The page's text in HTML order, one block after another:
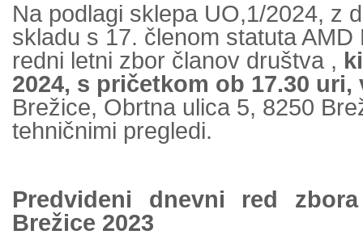
Na podlagi sklepa UO,1/2024, z
skladu s 17. členom statuta
redni letni zbor članov društva ,
2024, s pričetkom ob 17.30 uri,
Brežice, Obrtna ulica 5, 8250
tehničnimi pregledi.
Predvideni dnevni red
Brežice 2023